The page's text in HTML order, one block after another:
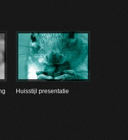
Huisstijl presentatie